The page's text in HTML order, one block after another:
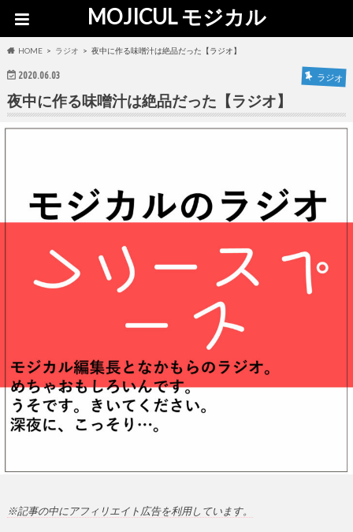
MOJICUL モジカル
HOME ラジオ 夜中に作る味噌汁は絶品だった【ラジオ】
2020.06.03 ラジオ
夜中に作る味噌汁は絶品だった【ラジオ】
※記事の中にアフィリエイト広告を利用しています。